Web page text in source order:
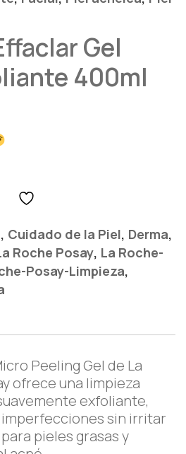
Gel
400ml
, Cuidado de la Piel, Derma,
Roche Posay, La Roche-
Posay-Limpieza,
Peeling Gel de La
ofrece una limpieza
exfoliante,
sin irritar
pieles grasas y